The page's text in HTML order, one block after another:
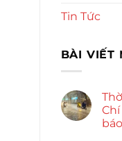
Tin Tức
BÀI VIẾT